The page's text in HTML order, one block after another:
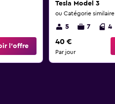
l’offre
Tesla Model 3
ou Catégorie similaire
5 7 4
40 €
Par jour